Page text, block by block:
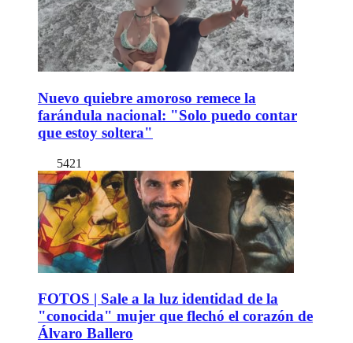
Nuevo quiebre amoroso remece la
farándula nacional: "Solo puedo contar
que estoy soltera"
5421
FOTOS | Sale a la luz identidad de la
"conocida" mujer que flechó el corazón de
Álvaro Ballero